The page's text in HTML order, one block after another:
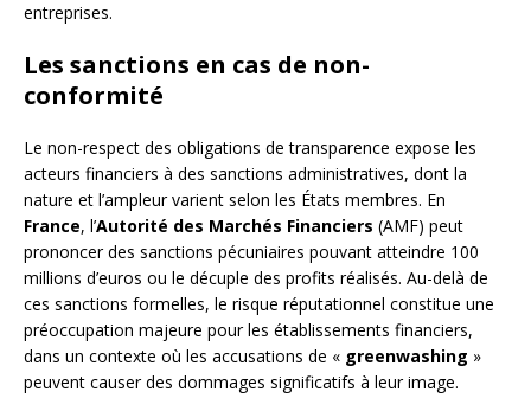
entreprises.
Les sanctions en cas de non-
conformité
Le non-respect des obligations de transparence expose les
acteurs financiers à des sanctions administratives, dont la
nature et l’ampleur varient selon les États membres. En
France, l’Autorité des Marchés Financiers (AMF) peut
prononcer des sanctions pécuniaires pouvant atteindre 100
millions d’euros ou le décuple des profits réalisés. Au-delà de
ces sanctions formelles, le risque réputationnel constitue une
préoccupation majeure pour les établissements financiers,
dans un contexte où les accusations de « greenwashing »
peuvent causer des dommages significatifs à leur image.